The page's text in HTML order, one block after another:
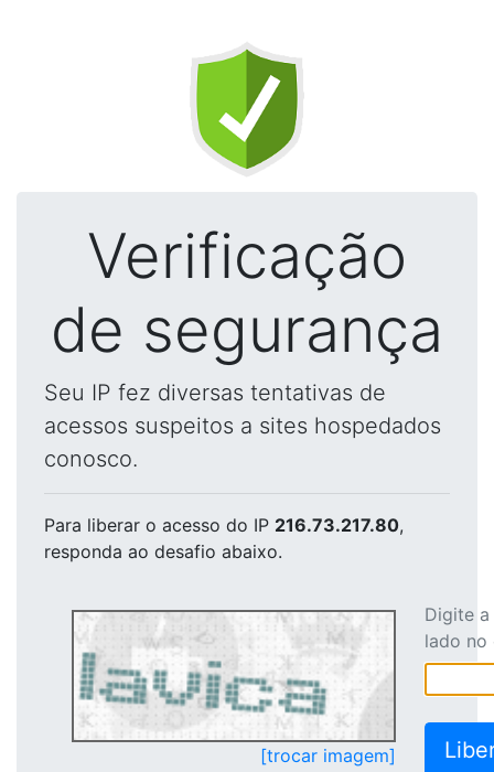
Verificação
de segurança
Seu IP fez diversas tentativas de
acessos suspeitos a sites hospedados
conosco.
Para liberar o acesso do IP 216.73.217.80,
responda ao desafio abaixo.
[trocar imagem]
Digite
lado no